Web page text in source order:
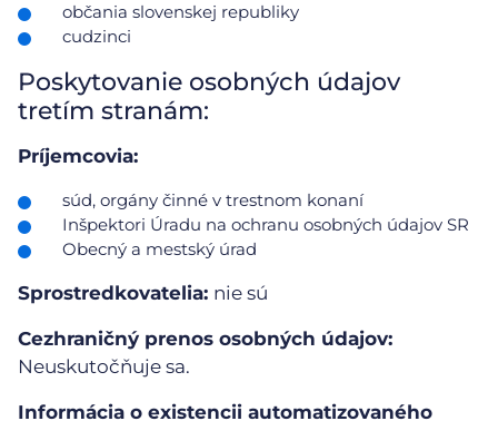
občania slovenskej republiky
cudzinci
Poskytovanie osobných údajov
tretím stranám:
Príjemcovia:
súd, orgány činné v trestnom konaní
Inšpektori Úradu na ochranu osobných údajov SR
Obecný a mestský úrad
Sprostredkovatelia: nie sú
Cezhraničný prenos osobných údajov:
Neuskutočňuje sa.
Informácia o existencii automatizovaného